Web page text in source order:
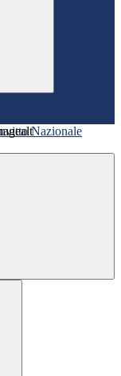
Nazionale